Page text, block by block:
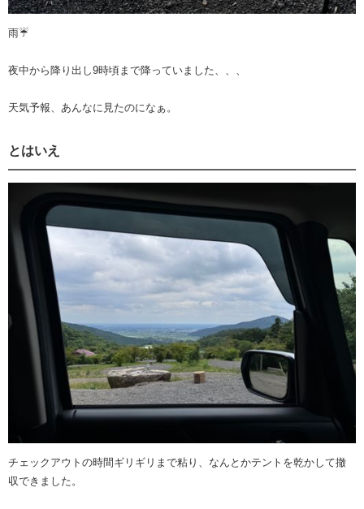
雨☔
夜中から降り出し9時頃まで降っていました、、、
天気予報、あんなに見たのになぁ。
とはいえ
チェックアウトの時間ギリギリまで粘り、なんとかテントを乾かして撤
収できました。